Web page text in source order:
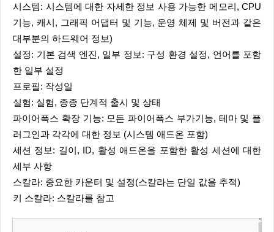
시스템: 시스템에 대한 자세한 정보 사용 가능한 메모리, CPU
기능, 캐시, 그래픽 어댑터 및 기능, 운영 체제 및 버전과 같은
대부분의 하드웨어 정보)
설정: 기본 검색 엔진, 일부 정보: 구성 환경 설정, 언어를 포함
한 일부 설정
프로필: 작성일
실험: 실험, 종종 단계적 출시 및 상태
파이어폭스 확장 기능: 모든 파이어폭스 부가기능, 테마 및 플
러그인과 각각에 대한 정보 (시스템 애드온 포함)
세션 정보: 길이, ID, 활성 애드온을 포함한 활성 세션에 대한
세부 사항
스칼라: 중요한 카운터 및 설정(스칼라는 단일 값을 추적)
키 스칼라: 스칼라를 참고